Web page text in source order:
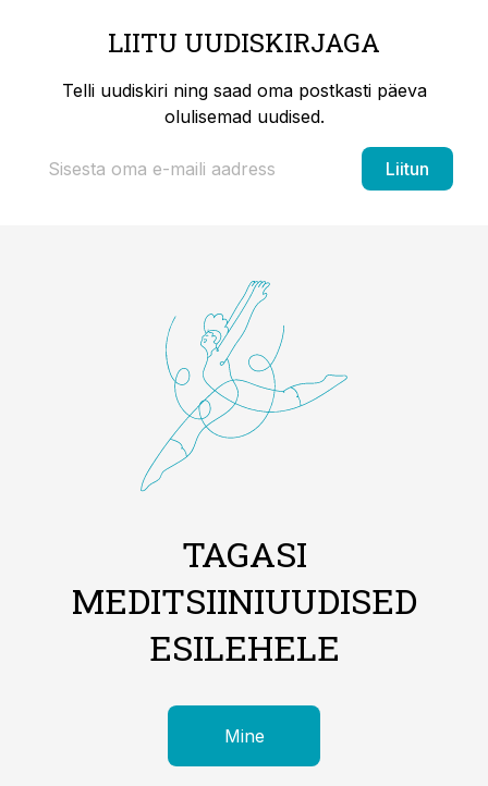
LIITU UUDISKIRJAGA
Telli uudiskiri ning saad oma postkasti päeva
olulisemad uudised.
Liitun
TAGASI
MEDITSIINIUUDISED
ESILEHELE
Mine